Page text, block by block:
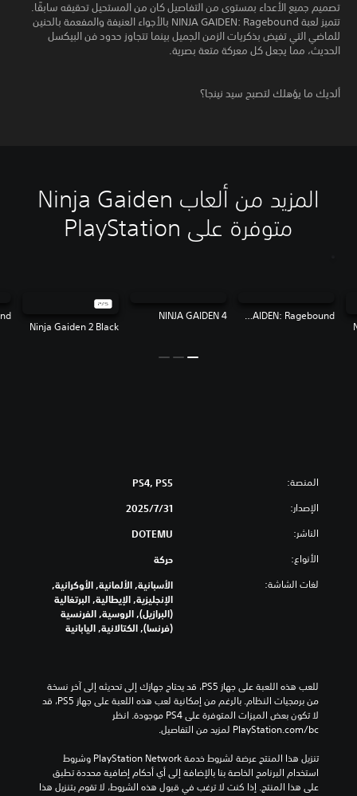
تصميم جميع الأعداء بمستوى من التفاصيل كان من المستحيل تحقيقه سابقًا.
تتميز لعبة NINJA GAIDEN: Ragebound بالأجواء العنيفة والمفعمة بالحنين
للماضي التي تفيض بذكريات الزمن الجميل بينما تتجاوز حدود فن البيكسل
الحديث، مما يجعل كل معركة متعة بصرية.
ألديك ما يؤهلك لتصبح سيد نينجا؟
المزيد من ألعاب Ninja Gaiden
متوفرة على PlayStation
Ninja Gaiden 2 Black
NINJA GAIDEN 4
NINJA GAIDEN: Ragebound
المنصة: PS4, PS5
الإصدار: 31‏/7‏/2025
الناشر: DOTEMU
الأنواع: حركة
لغات الشاشة:
الأسبانية, الألمانية, الأوكرانية,
الإنجليزية, الإيطالية, البرتغالية
(البرازيل), الروسية, الفرنسية
(فرنسا), الكتالانية, اليابانية
‎PlayStation.com/bc لمزيد من التفاصيل.